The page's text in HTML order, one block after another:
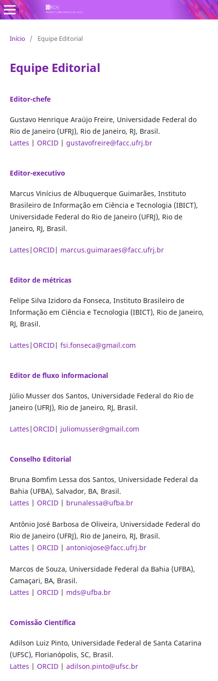
Revista Conhecimento em Ação
Início / Equipe Editorial
Equipe Editorial
Editor-chefe
Gustavo Henrique Araújo Freire, Universidade Federal do
Rio de Janeiro (UFRJ), Rio de Janeiro, RJ, Brasil.
Lattes | ORCID | gustavofreire@facc.ufrj.br
Editor-executivo
Marcus Vinícius de Albuquerque Guimarães, Instituto
Brasileiro de Informação em Ciência e Tecnologia (IBICT),
Universidade Federal do Rio de Janeiro (UFRJ), Rio de
Janeiro, RJ, Brasil.
Lattes |ORCID| marcus.guimaraes@facc.ufrj.br
Editor de métricas
Felipe Silva Izidoro da Fonseca, Instituto Brasileiro de
Informação em Ciência e Tecnologia (IBICT), Rio de Janeiro,
RJ, Brasil.
Lattes |ORCID| fsi.fonseca@gmail.com
Editor de fluxo informacional
Júlio Musser dos Santos, Universidade Federal do Rio de
Janeiro (UFRJ), Rio de Janeiro, RJ, Brasil.
Lattes |ORCID| juliomusser@gmail.com
Conselho Editorial
Bruna Bomfim Lessa dos Santos, Universidade Federal da
Bahia (UFBA), Salvador, BA, Brasil.
Lattes | ORCID| brunalessa@ufba.br
Antônio José Barbosa de Oliveira, Universidade Federal do
Rio de Janeiro (UFRJ), Rio de Janeiro, RJ, Brasil.
Lattes | ORCID| antoniojose@facc.ufrj.br
Marcos de Souza, Universidade Federal da Bahia (UFBA),
Camaçari, BA, Brasil.
Lattes | ORCID| mds@ufba.br
Comissão Científica
Adilson Luiz Pinto, Universidade Federal de Santa Catarina
(UFSC), Florianópolis, SC, Brasil.
Lattes | ORCID| adilson.pinto@ufsc.br